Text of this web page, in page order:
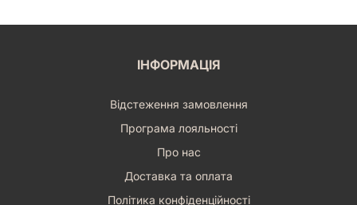
ІНФОРМАЦІЯ
Відстеження замовлення
Програма лояльності
Про нас
Доставка та оплата
Політика конфіденційності